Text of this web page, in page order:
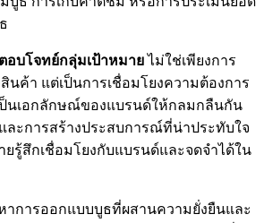
บโจทย์กลุ่มเป้าหมายไม่ใช่เพียงการ
นค้า แต่เป็นการเชื่อมโยงความต้องการ
นเอกลักษณ์ของแบรนด์ให้กลมกลืนกัน
ละการสร้างประสบการณ์ที่น่าประทับใจ
ยรู้สึกเชื่อมโยงกับแบรนด์และจดจำได้ใน
ารออกแบบบูธที่ผสานความยั่งยืนและ